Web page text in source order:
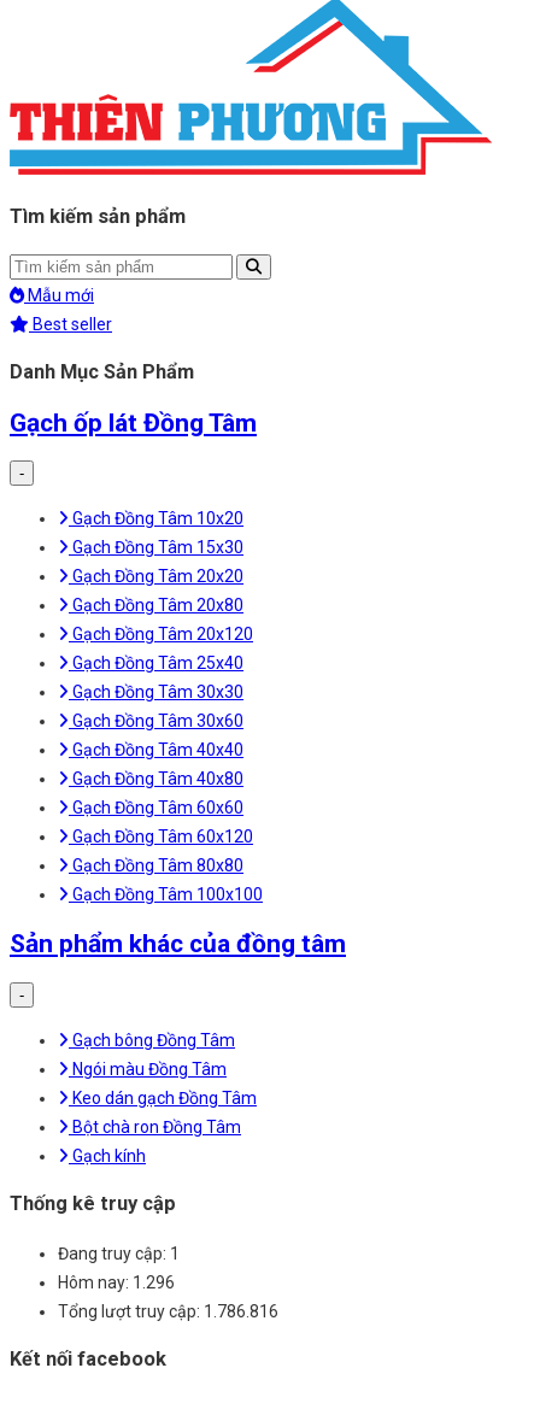
Tìm kiếm sản phẩm
Mẫu mới
Best seller
Danh Mục Sản Phẩm
Gạch ốp lát Đồng Tâm
-
Gạch Đồng Tâm 10x20
Gạch Đồng Tâm 15x30
Gạch Đồng Tâm 20x20
Gạch Đồng Tâm 20x80
Gạch Đồng Tâm 20x120
Gạch Đồng Tâm 25x40
Gạch Đồng Tâm 30x30
Gạch Đồng Tâm 30x60
Gạch Đồng Tâm 40x40
Gạch Đồng Tâm 40x80
Gạch Đồng Tâm 60x60
Gạch Đồng Tâm 60x120
Gạch Đồng Tâm 80x80
Gạch Đồng Tâm 100x100
Sản phẩm khác của đồng tâm
-
Gạch bông Đồng Tâm
Ngói màu Đồng Tâm
Keo dán gạch Đồng Tâm
Bột chà ron Đồng Tâm
Gạch kính
Thống kê truy cập
Đang truy cập: 1
Hôm nay: 1.296
Tổng lượt truy cập: 1.786.816
Kết nối facebook